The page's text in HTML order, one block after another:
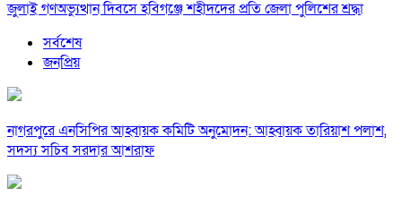
জুলাই গণঅভ্যুত্থান দিবসে হবিগঞ্জে শহীদদের প্রতি জেলা পুলিশের শ্রদ্ধা
সর্বশেষ
জনপ্রিয়
নাগরপুরে এনসিপির আহ্বায়ক কমিটি অনুমোদন: আহ্বায়ক তারিয়াশ পলাশ,
সদস্য সচিব সরদার আশরাফ